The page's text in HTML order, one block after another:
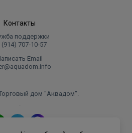
Контакты
поддержки
(914) 707‑10‑57
Email
дом "Аквадом".
.